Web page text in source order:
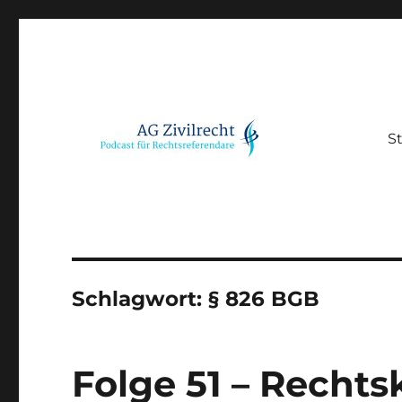
Schlagwort:§ 826 BGB
Folge 51 –